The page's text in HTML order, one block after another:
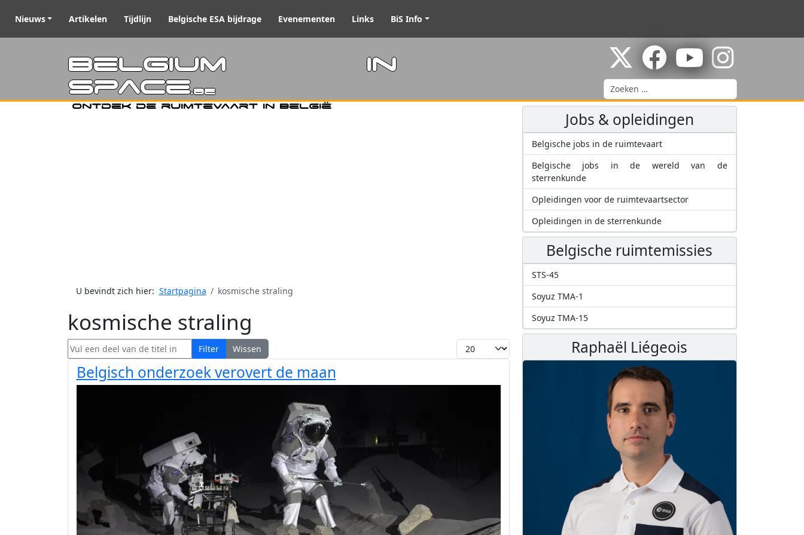
Nieuws Artikelen Tijdlijn Belgische ESA bijdrage Evenementen Links BiS Info
Belgium in
Space.be
Ontdek de ruimtevaart in België
Zoeken
U bevindt zich hier: Startpagina kosmische straling
kosmische straling
Vul een deel van de titel in Filter Wissen Toon #
Belgisch onderzoek verovert de maan
Jobs & opleidingen
Belgische jobs in de ruimtevaart
Belgische jobs in de wereld van de
sterrenkunde
Opleidingen voor de ruimtevaartsector
Opleidingen in de sterrenkunde
Belgische ruimtemissies
STS-45
Soyuz TMA-1
Soyuz TMA-15
Raphaël Liégeois